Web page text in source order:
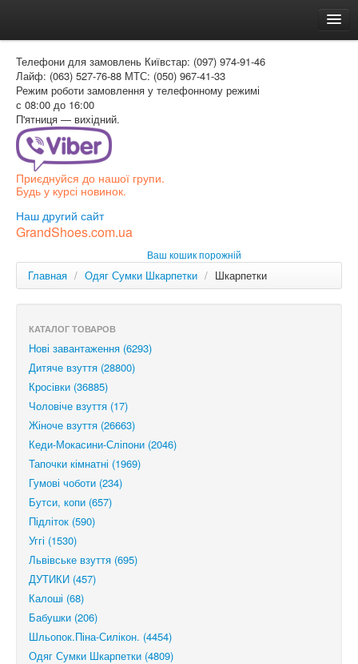
Доставка и оплата
Как заказать
Контакти
Таблиця розмірів
Вхід для покупця
РОС
Телефони для замовлень Київстар: (097) 974-91-46
Лайф: (063) 527-76-88 МТС: (050) 967-41-33
Режим роботи замовлення у телефонному режимі
с 08:00 до 16:00
П'ятниця — вихідний.
Приєднуйся до нашої групи.
Будь у курсі новинок.
Наш другий сайт
GrandShoes.com.ua
Ваш кошик порожній
Главная / Одяг Сумки Шкарпетки / Шкарпетки
КАТАЛОГ ТОВАРОВ
Нові завантаження (6293)
Дитяче взуття (28800)
Кросівки (36885)
Чоловіче взуття (17)
Жіноче взуття (26663)
Кеди-Мокасини-Сліпони (2046)
Тапочки кімнатні (1969)
Гумові чоботи (234)
Бутси, копи (657)
Підліток (590)
Уггі (1530)
Львівське взуття (695)
ДУТИКИ (457)
Калоші (68)
Бабушки (206)
Шльопок.Піна-Силікон. (4454)
Одяг Сумки Шкарпетки (4809)